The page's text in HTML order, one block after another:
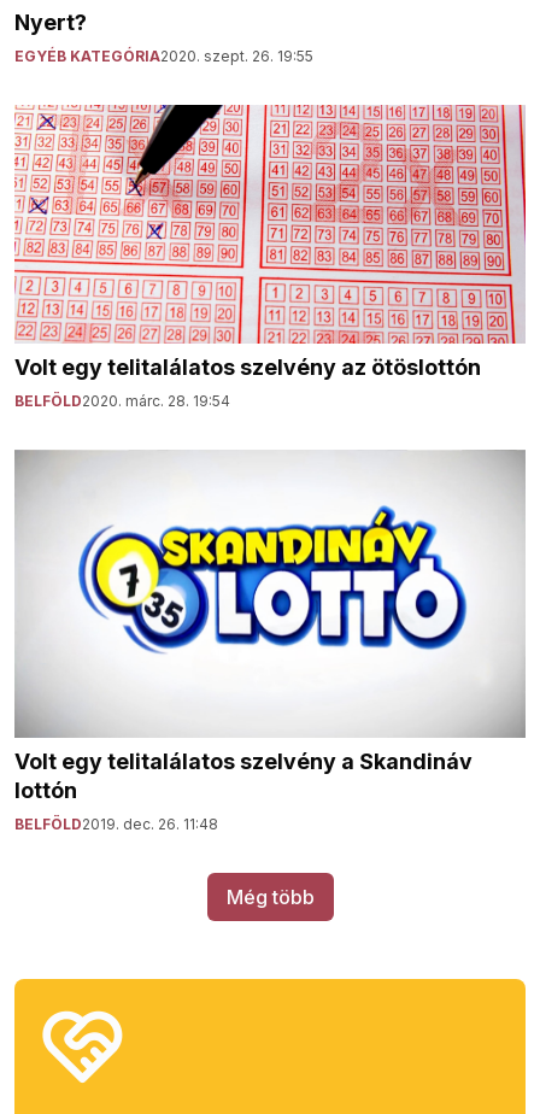
Nyert?
EGYÉB KATEGÓRIA2020. szept. 26. 19:55
Volt egy telitalálatos szelvény az ötöslottón
BELFÖLD2020. márc. 28. 19:54
Volt egy telitalálatos szelvény a Skandináv
lottón
BELFÖLD2019. dec. 26. 11:48
Még több